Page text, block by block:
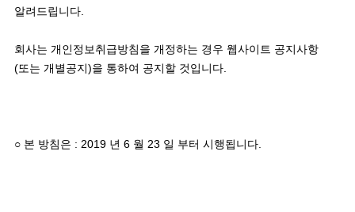
알려드립니다.
회사는 개인정보취급방침을 개정하는 경우 웹사이트 공지사항
(또는 개별공지)을 통하여 공지할 것입니다.
○ 본 방침은 : 2019 년 6 월 23 일 부터 시행됩니다.